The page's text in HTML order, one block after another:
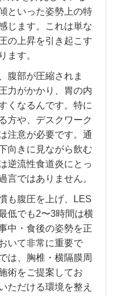
といった姿勢上の特
じます。これは単な
の上昇を引き起こす
ます。
腹部が圧縮されま
力がかかり、胃の内
くなるんです。特に
方や、デスクワーク
注意が必要です。通
向きに見ながら飲む
逆流性食道炎にとっ
言ではありません。
も腹圧を上げ、LES
低でも2〜3時間は横
中・食後の姿勢を正
いて非常に重要で
は、胸椎・横隔膜周
術をご提案してお
ただける環境を整え